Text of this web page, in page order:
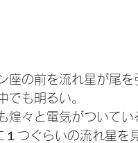
座の前を流れ星が尾
でも明るい。
煌々と電気がついてい
つぐらいの流れ星を